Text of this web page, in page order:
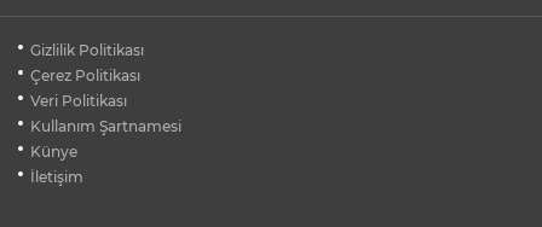
Gizlilik Politikası
Çerez Politikası
Veri Politikası
Kullanım Şartnamesi
Künye
İletişim